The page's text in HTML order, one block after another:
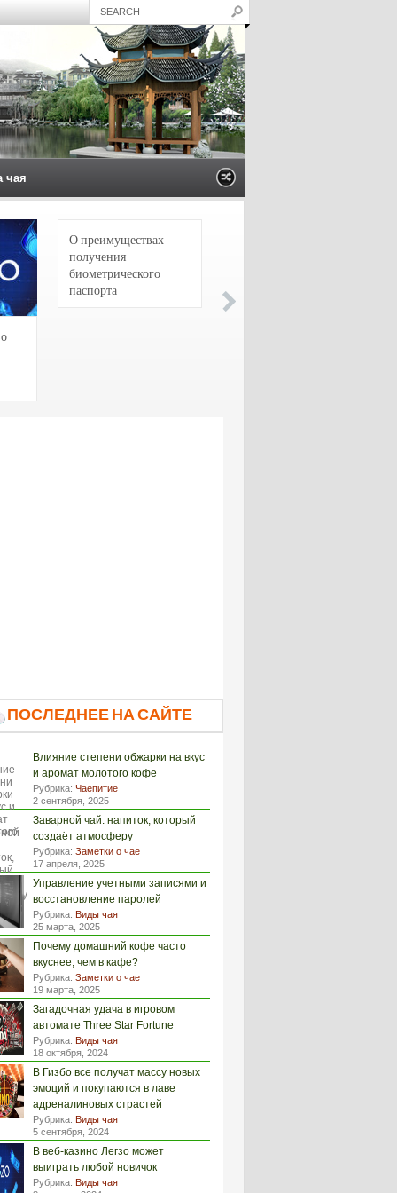
чая
О преимуществах
получения
биометрического
паспорта
ПОСЛЕДНЕЕ НА САЙТЕ
Влияние степени обжарки на вкус
и аромат молотого кофе
Рубрика: Чаепитие
2 сентября, 2025
Заварной чай: напиток, который
создаёт атмосферу
Рубрика: Заметки о чае
17 апреля, 2025
Управление учетными записями и
восстановление паролей
Рубрика: Виды чая
25 марта, 2025
Почему домашний кофе часто
вкуснее, чем в кафе?
Рубрика: Заметки о чае
19 марта, 2025
Загадочная удача в игровом
автомате Three Star Fortune
Рубрика: Виды чая
18 октября, 2024
В Гизбо все получат массу новых
эмоций и покупаются в лаве
адреналиновых страстей
Рубрика: Виды чая
5 сентября, 2024
В веб-казино Легзо может
выиграть любой новичок
Рубрика: Виды чая